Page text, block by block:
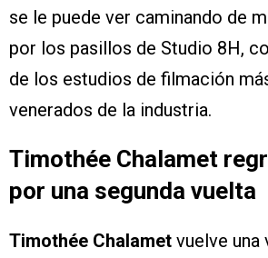
se le puede ver caminando de
por los pasillos de Studio 8H,
de los estudios de filmación
venerados de la industria.
Timothée Chalamet
por una segunda vuelta
Timothée Chalamet vuelve una